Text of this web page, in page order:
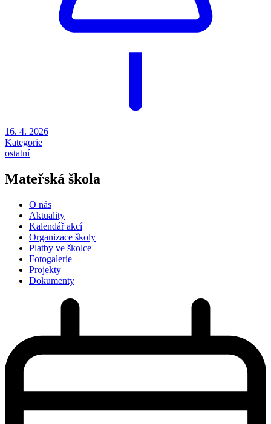
16. 4. 2026
Kategorie
ostatní
Mateřská škola
O nás
Aktuality
Kalendář akcí
Organizace školy
Platby ve školce
Fotogalerie
Projekty
Dokumenty